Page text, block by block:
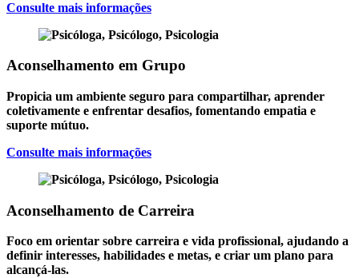
Consulte mais informações
Aconselhamento em Grupo
Propicia um ambiente seguro para compartilhar, aprender
coletivamente e enfrentar desafios, fomentando empatia e
suporte mútuo.
Consulte mais informações
Aconselhamento de Carreira
Foco em orientar sobre carreira e vida profissional, ajudando a
definir interesses, habilidades e metas, e criar um plano para
alcançá-las.